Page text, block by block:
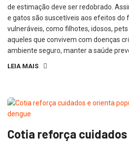
de estimação deve ser redobrado.
e gatos são suscetíveis aos efeitos do
vulneráveis, como filhotes, idosos,
aqueles que convivem com doenças
ambiente seguro, manter a saúde
LEIA MAIS
Cotia reforça